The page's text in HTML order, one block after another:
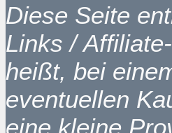
Diese Seite
Links /
heißt, bei
eventuellen
eine kleine